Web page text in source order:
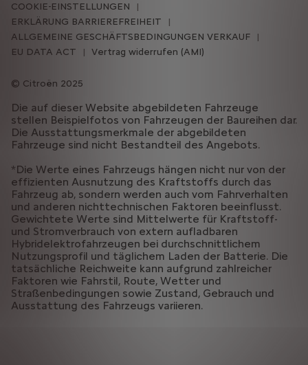
Citroën 2025
COOKIE-EINSTELLUNGEN
ERKLÄRUNG BARRIEREFREIHEIT
ALLGEMEINE GESCHÄFTSBEDINGUNGEN VERKAUF
EU DATA ACT
Vertrag widerrufen (AMI)
Die auf dieser Website abgebildeten Fahrzeuge
stellen Beispielfotos von Fahrzeugen der Baureihen dar.
Die Ausstattungsmerkmale der abgebildeten
Fahrzeuge sind nicht Bestandteil des Angebots.
*Die Werte eines Fahrzeugs hängen nicht nur von der
effizienten Ausnutzung des Kraftstoffs durch das
Fahrzeug ab, sondern werden auch vom Fahrverhalten
und anderen nichttechnischen Faktoren beeinflusst.
Gewichtete Werte sind Mittelwerte für Kraftstoff-
und Stromverbrauch von extern aufladbaren
Hybridelektrofahrzeugen bei durchschnittlichem
Nutzungsprofil und täglichem Laden der Batterie. Die
tatsächliche Reichweite kann aufgrund zahlreicher
Faktoren wie Fahrstil, Route, Wetter und
Straßenbedingungen sowie Zustand, Gebrauch und
Ausstattung des Fahrzeugs variieren.